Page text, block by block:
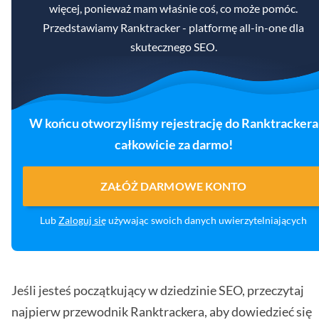
więcej, ponieważ mam właśnie coś, co może pomóc.
Przedstawiamy Ranktracker - platformę all-in-one dla
skutecznego SEO.
W końcu otworzyliśmy rejestrację do Ranktrackera
całkowicie za darmo!
ZAŁÓŻ DARMOWE KONTO
LubZaloguj sięużywając swoich danych uwierzytelniających
Jeśli jesteś początkujący w dziedzinie SEO, przeczytaj
najpierw przewodnik Ranktrackera, aby dowiedzieć się